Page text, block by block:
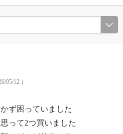
05/12 ）
ず困っていました
って2つ買いました